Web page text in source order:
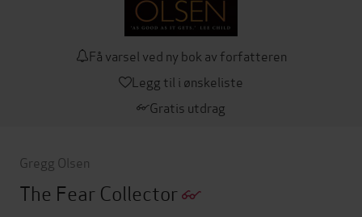
Få varsel ved ny bok av forfatteren
Legg til i ønskeliste
Gratis utdrag
Gregg Olsen
The Fear Collector